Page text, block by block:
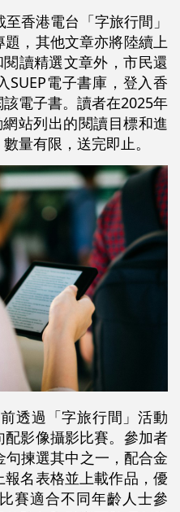
香港電台「字旅行間」
，其他文章亦將陸續上
讀精選文章外，市民還
SUEP電子書庫，登入香
電子書。讀者在2025年
站列出的閱讀目標和進
量有限，送完即止。
透過「字旅行間」活動
影像攝影比賽。參加者
揀選其中之一，配合金
名表格並上載作品，優
賽適合不同年齡人士參